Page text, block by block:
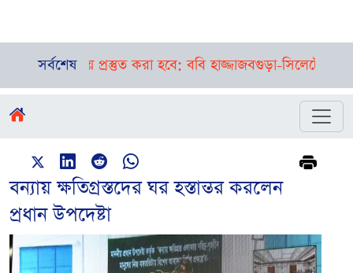
সর্বশেষ
প্রস্তুত করা হবে: ববি হাজ্জাজবগুড়া-সিলেটে পৃথক
বন্যায় ক্ষতিগ্রস্তদের ঘর হস্তান্তর করলেন
প্রধান উপদেষ্টা